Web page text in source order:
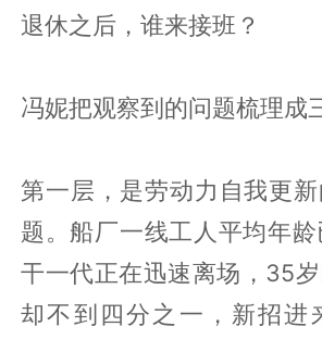
退休之后，谁来接班？
冯妮把观察到的问题梳理成
第一层，是劳动力自我更
题。船厂一线工人平均年
干一代正在迅速离场，35
却不到四分之一，新招进